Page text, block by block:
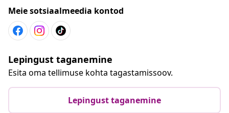
uudiseid.
Meie sotsiaalmeedia kontod
Lepingust taganemine
Esita oma tellimuse kohta tagastamissoov.